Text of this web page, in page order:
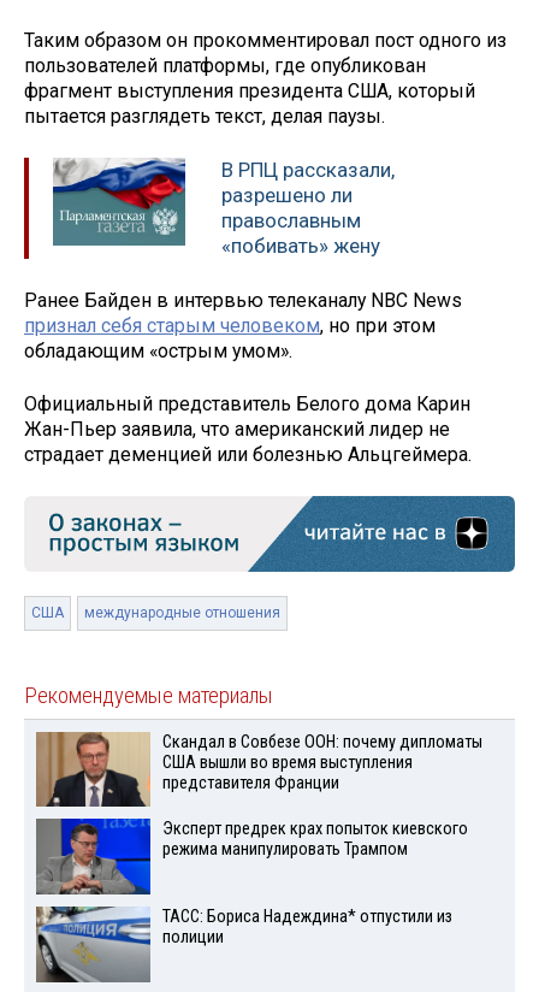
Таким образом он прокомментировал пост одного из
пользователей платформы, где опубликован
фрагмент выступления президента США, который
пытается разглядеть текст, делая паузы.
В РПЦ рассказали,
разрешено ли
православным
«побивать» жену
Ранее Байден в интервью телеканалу NBC News
признал себя старым человеком, но при этом
обладающим «острым умом».
Официальный представитель Белого дома Карин
Жан-Пьер заявила, что американский лидер не
страдает деменцией или болезнью Альцгеймера.
США международные отношения
Рекомендуемые материалы
Скандал в Совбезе ООН: почему дипломаты
США вышли во время выступления
представителя Франции
Эксперт предрек крах попыток киевского
режима манипулировать Трампом
ТАСС: Бориса Надеждина* отпустили из
полиции